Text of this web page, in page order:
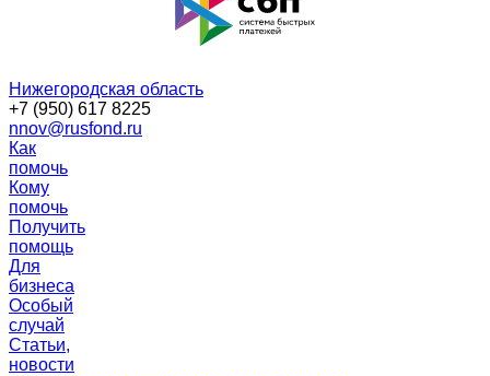
Нижегородская область
+7 (950) 617 8225
nnov@rusfond.ru
Как
помочь
Кому
помочь
Получить
помощь
Для
бизнеса
Особый
случай
Статьи,
новости